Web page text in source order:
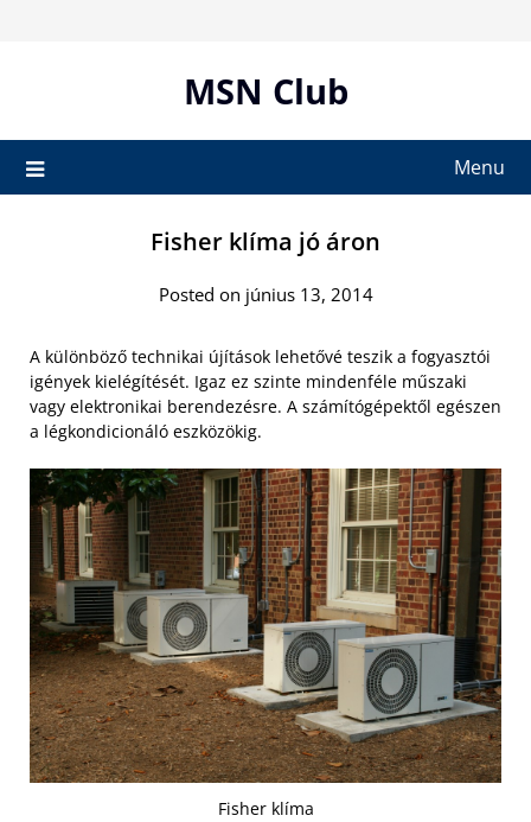
MSN Club
Menu
Fisher klíma jó áron
Posted on június 13, 2014
A különböző technikai újítások lehetővé teszik a fogyasztói
igények kielégítését. Igaz ez szinte mindenféle műszaki
vagy elektronikai berendezésre. A számítógépektől egészen
a légkondicionáló eszközökig.
Fisher klíma